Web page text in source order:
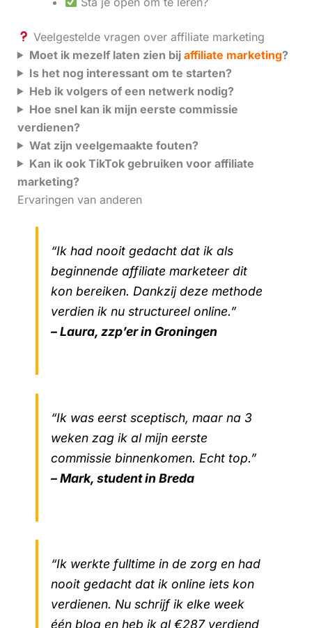
Veelgestelde vragen over affiliate marketing
Moet ik mezelf laten zien bij affiliate marketing?
Is het nog interessant om te starten?
Heb ik volgers of een netwerk nodig?
Hoe snel kan ik mijn eerste commissie
verdienen?
Wat zijn veelgemaakte fouten?
Kan ik ook TikTok gebruiken voor affiliate
marketing?
Ervaringen van anderen
“Ik had nooit gedacht dat ik als
beginnende affiliate marketeer dit
kon bereiken. Dankzij deze methode
verdien ik nu structureel online.”
– Laura, zzp’er in Groningen
“Ik was eerst sceptisch, maar na 3
weken zag ik al mijn eerste
commissie binnenkomen. Echt top.”
– Mark, student in Breda
“Ik werkte fulltime in de zorg en had
nooit gedacht dat ik online iets kon
verdienen. Nu schrijf ik elke week
één blog en heb ik al €287 verdiend